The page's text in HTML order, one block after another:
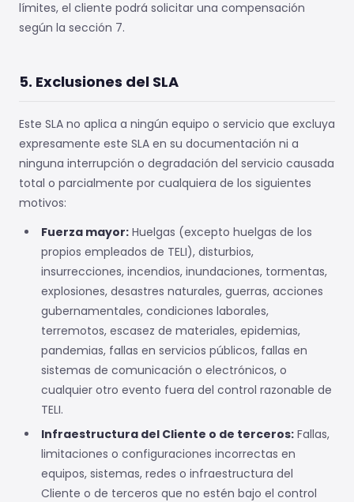
límites, el cliente podrá solicitar una compensación
según la sección 7.
5. Exclusiones del SLA
Este SLA no aplica a ningún equipo o servicio que excluya
expresamente este SLA en su documentación ni a
ninguna interrupción o degradación del servicio causada
total o parcialmente por cualquiera de los siguientes
motivos:
Fuerza mayor: Huelgas (excepto huelgas de los
propios empleados de TELI), disturbios,
insurrecciones, incendios, inundaciones, tormentas,
explosiones, desastres naturales, guerras, acciones
gubernamentales, condiciones laborales,
terremotos, escasez de materiales, epidemias,
pandemias, fallas en servicios públicos, fallas en
sistemas de comunicación o electrónicos, o
cualquier otro evento fuera del control razonable de
TELI.
Infraestructura del Cliente o de terceros: Fallas,
limitaciones o configuraciones incorrectas en
equipos, sistemas, redes o infraestructura del
Cliente o de terceros que no estén bajo el control